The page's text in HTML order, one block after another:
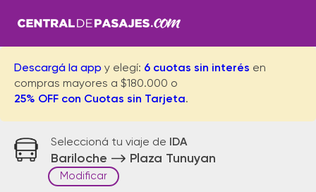
Descargá la app y elegí: 6 cuotas sin interés en
compras mayores a $180.000 o
25% OFF con Cuotas sin Tarjeta.
Seleccioná tu viaje de IDA
Bariloche Plaza Tunuyan
Modificar